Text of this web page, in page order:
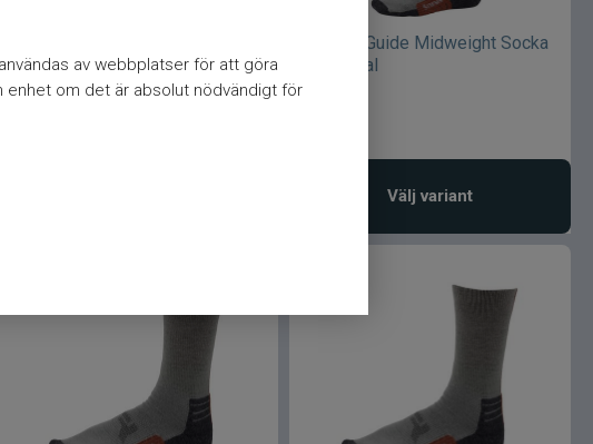
av webbplatser för att göra
enhet om det är absolut nödvändigt för
Boulder XL
Simms Guide Midweight Socka
Gunmetal
Välj variant